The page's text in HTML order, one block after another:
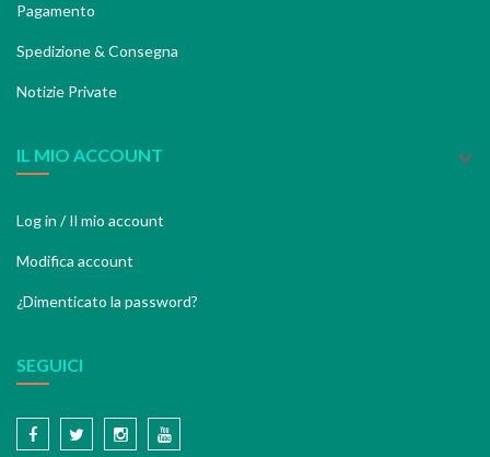
Pagamento
Spedizione & Consegna
Notizie Private
IL MIO ACCOUNT
Log in / Il mio account
Modifica account
¿Dimenticato la password?
SEGUICI